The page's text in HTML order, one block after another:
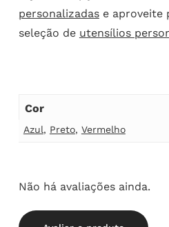
personalizadase aproveite
seleção de utensílios
Cor
Azul, Preto, Vermelho
Não há avaliações ainda.